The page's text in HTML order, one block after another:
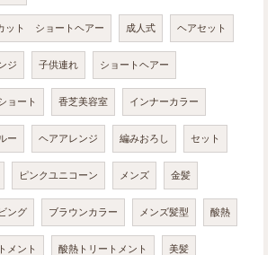
ット ショートヘアー 成人式 ヘアセット
ジ 子供連れ ショートヘアー
ョート 香芝美容室 インナーカラー
ー ヘアアレンジ 編みおろし セット
ピンクユニコーン メンズ 金髪
ング ブラウンカラー メンズ髪型 酸熱
メント 酸熱トリートメント 美髪